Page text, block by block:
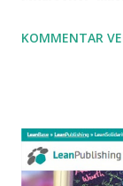
nutzen wollen?
KOMMENTAR